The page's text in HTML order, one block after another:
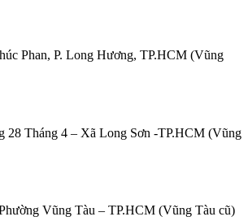
Phan, P. Long Hương, TP.HCM (Vũng
28 Tháng 4 – Xã Long Sơn -TP.HCM (Vũng
Vũng Tàu – TP.HCM (Vũng Tàu cũ)